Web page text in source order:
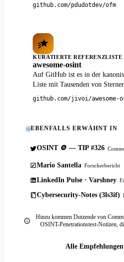
github.com/pdudotdev/ofm
KURATIERTE REFERENZLISTE
awesome-osint
Auf GitHub ist es in der
Liste mit Tausenden von
EBENFALLS ERWÄHNT IN
OSINT 🪙 — TIP #326
Mario Santella Forscherbericht
LinkedIn Pulse · Varshney
Cybersecurity-Notes (3ls3if)
Hinzu kommen Dutzende von
OSINT-Penetrationstest-Notizen,
Alle Empfehlungen